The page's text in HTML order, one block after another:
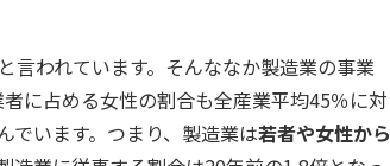
言われています。そんななか製造業の事業
に占める女性の割合も全産業平均45％に対
でいます。つまり、製造業は若者や女性から